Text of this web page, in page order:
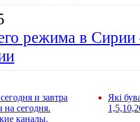
режима в
и завтра
сегодня.
каналы.
Які